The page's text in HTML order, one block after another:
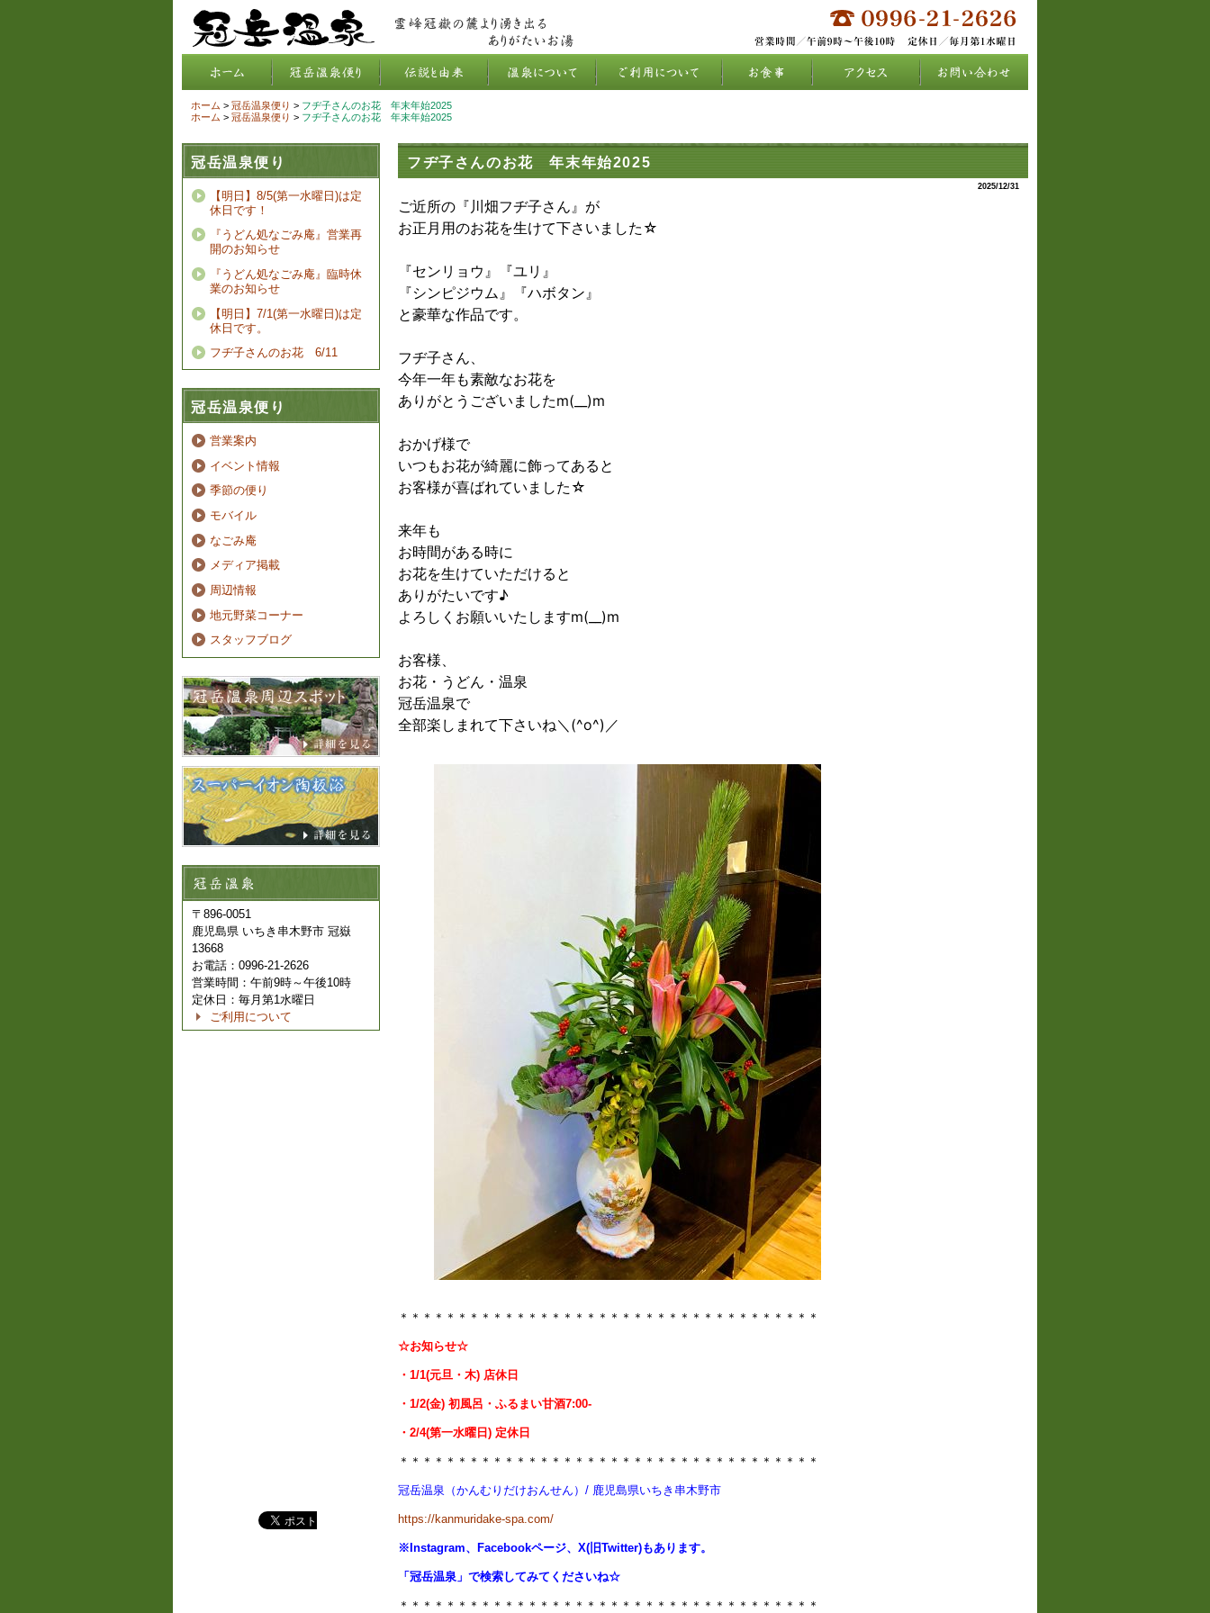
ホーム > 冠岳温泉便り > フヂ子さんのお花 年末年始2025
ホーム > 冠岳温泉便り > フヂ子さんのお花 年末年始2025
フヂ子さんのお花 年末年始2025
2025/12/31
ご近所の『川畑フヂ子さん』が
お正月用のお花を生けて下さいました☆
『センリョウ』『ユリ』
『シンピジウム』『ハボタン』
と豪華な作品です。
フヂ子さん、
今年一年も素敵なお花を
ありがとうございましたm(__)m
おかげ様で
いつもお花が綺麗に飾ってあると
お客様が喜ばれていました☆
来年も
お時間がある時に
お花を生けていただけると
ありがたいです♪
よろしくお願いいたしますm(__)m
お客様、
お花・うどん・温泉
冠岳温泉で
全部楽しまれて下さいね＼(^o^)／
＊＊＊＊＊＊＊＊＊＊＊＊＊＊＊＊＊＊＊＊＊＊＊＊＊＊＊＊＊＊＊＊＊＊＊＊
☆お知らせ☆
・1/1(元旦・木) 店休日
・1/2(金) 初風呂・ふるまい甘酒7:00-
・2/4(第一水曜日) 定休日
＊＊＊＊＊＊＊＊＊＊＊＊＊＊＊＊＊＊＊＊＊＊＊＊＊＊＊＊＊＊＊＊＊＊＊＊
冠岳温泉（かんむりだけおんせん）/ 鹿児島県いちき串木野市
https://kanmuridake-spa.com/
※Instagram、Facebookページ、X(旧Twitter)もあります。
「冠岳温泉」で検索してみてくださいね☆
＊＊＊＊＊＊＊＊＊＊＊＊＊＊＊＊＊＊＊＊＊＊＊＊＊＊＊＊＊＊＊＊＊＊＊＊
冠岳温泉便り
【明日】8/5(第一水曜日)は定
休日です！
『うどん処なごみ庵』営業再
開のお知らせ
『うどん処なごみ庵』臨時休
業のお知らせ
【明日】7/1(第一水曜日)は定
休日です。
フヂ子さんのお花 6/11
冠岳温泉便り
営業案内
イベント情報
季節の便り
モバイル
なごみ庵
メディア掲載
周辺情報
地元野菜コーナー
スタッフブログ
〒896-0051
鹿児島県 いちき串木野市 冠嶽
13668
お電話：0996-21-2626
営業時間：午前9時～午後10時
定休日：毎月第1水曜日
ご利用について